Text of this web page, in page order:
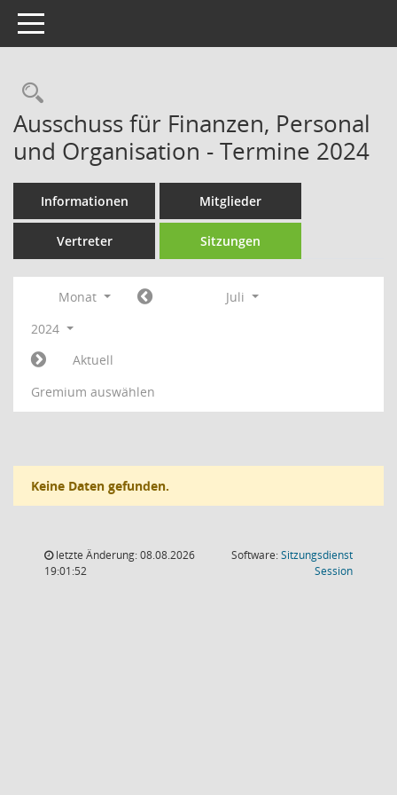
Toggle navigation
Rechercheauswahl
Ausschuss für Finanzen, Personal
und Organisation - Termine 2024
Informationen Mitglieder
Vertreter Sitzungen
Monat
Juli
2024
Aktuell
Gremium auswählen
Keine Daten gefunden.
letzte Änderung: 08.08.2026
19:01:52
Software:Sitzungsdienst
Session(Wird in